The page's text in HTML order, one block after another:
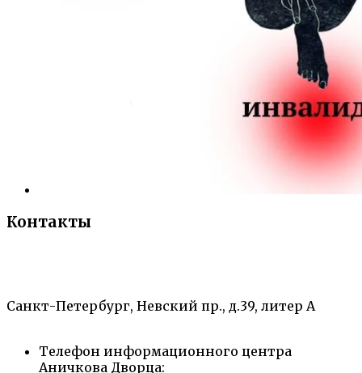
Контакты
Санкт-Петербург, Невский пр., д.39, литер А
Телефон информационного центра
Аничкова Дворца: